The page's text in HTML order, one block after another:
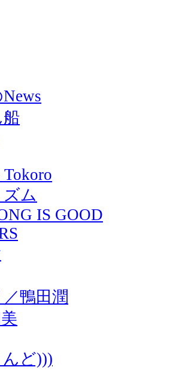
ム
IS GOOD
鴨田潤
ど)))